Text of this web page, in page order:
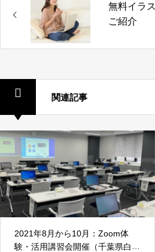
無料イラ
ご紹介
関連記事
2021年8月から10月：Zoom体
験・活用講習会開催（千葉県白井